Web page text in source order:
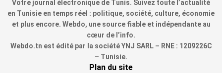
Votre journal électronique de Tunis. Suivez toute l’actualité
en Tunisie en temps réel : politique, société, culture, économie
et plus encore. Webdo, une source fiable et indépendante au
cœur de l’info.
Webdo.tn est édité par la société YNJ SARL – RNE : 1209226C
– Tunisie.
Plan du site